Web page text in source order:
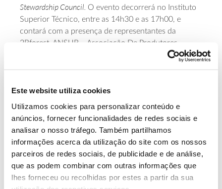
Este website utiliza cookies
Utilizamos cookies para personalizar conteúdo e
anúncios, fornecer funcionalidades de redes sociais e
analisar o nosso tráfego. Também partilhamos
informações acerca da utilização do site com os nossos
parceiros de redes sociais, de publicidade e de análise,
que as podem combinar com outras informações que
lhes forneceu ou recolhidas por estes a partir da sua
Stewardship Council. O evento decorrerá no Instituto
Superior Técnico, entre as 14h30 e as 17h00, e
contará com a presença de representantes da
2Bforest, ANSUB – Associação De Produtores
Business
participar, registe-se gratuitamente através deste
formulário online. As inscrições são limitadas e o
programa do eventopode ser consultado aqui.
Saiba mais sobre este evento.
13.07.2026